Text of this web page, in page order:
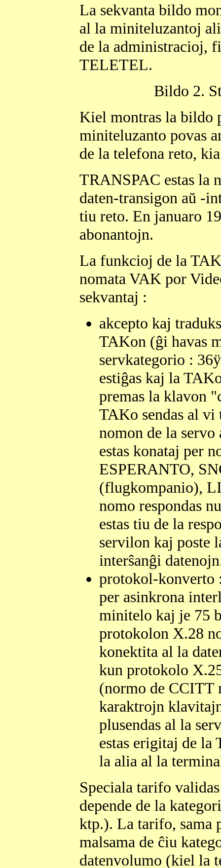
La sekvanta bildo
al la miniteluzantoj
de la administracioj,
TELETEL.
Bildo 2.
Kiel montras la bildo
miniteluzanto povas
de la telefona reto,
TRANSPAC estas la
daten-transigon aŭ -
tiu reto. En januaro
abonantojn.
La funkcioj de la
nomata VAK por
sekvantaj :
akcepto kaj
TAKon (ĝi havas
servkategorio :
estiĝas kaj la
premas la klavon
TAKo sendas al vi
nomon de la
estas konataj per
ESPERANTO,
(flugkompanio),
nomo respondas
estas tiu de la
servilon kaj poste
interŝanĝi
protokol-konverto
per asinkrona
minitelo kaj je 75
protokolon X.28
konektita al la
kun protokolo
(normo de CCITT
karaktrojn
plusendas al la
estas erigitaj de la
la alia al la
Speciala tarifo
depende de la
ktp.). La tarifo, sama
malsama de ĉiu
datenvolumo (kiel la